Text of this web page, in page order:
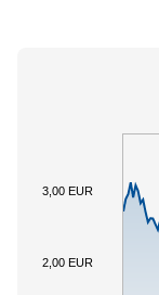
2,00 EUR
3,00 EUR